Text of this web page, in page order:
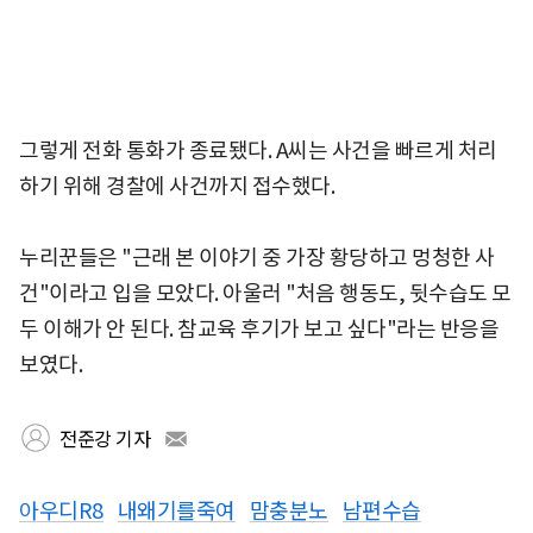
그렇게 전화 통화가 종료됐다. A씨는 사건을 빠르게 처리
하기 위해 경찰에 사건까지 접수했다.
누리꾼들은 "근래 본 이야기 중 가장 황당하고 멍청한 사
건"이라고 입을 모았다. 아울러 "처음 행동도, 뒷수습도 모
두 이해가 안 된다. 참교육 후기가 보고 싶다"라는 반응을
보였다.
전준강 기자
아우디R8 내왜기를죽여 맘충분노 남편수습